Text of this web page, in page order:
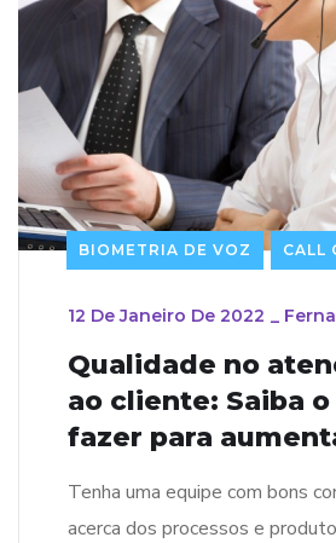
BIOMETRIA DE VOZ CALL
12 De Janeiro De 2022 _
Qualidade no
ao cliente: Saiba
fazer para
Tenha uma equipe com bons
acerca dos processos e